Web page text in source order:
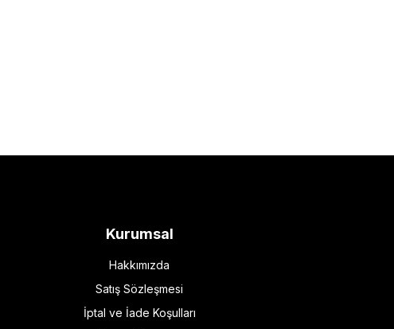
Kurumsal
Hakkımızda
Satış Sözleşmesi
İptal ve İade Koşulları